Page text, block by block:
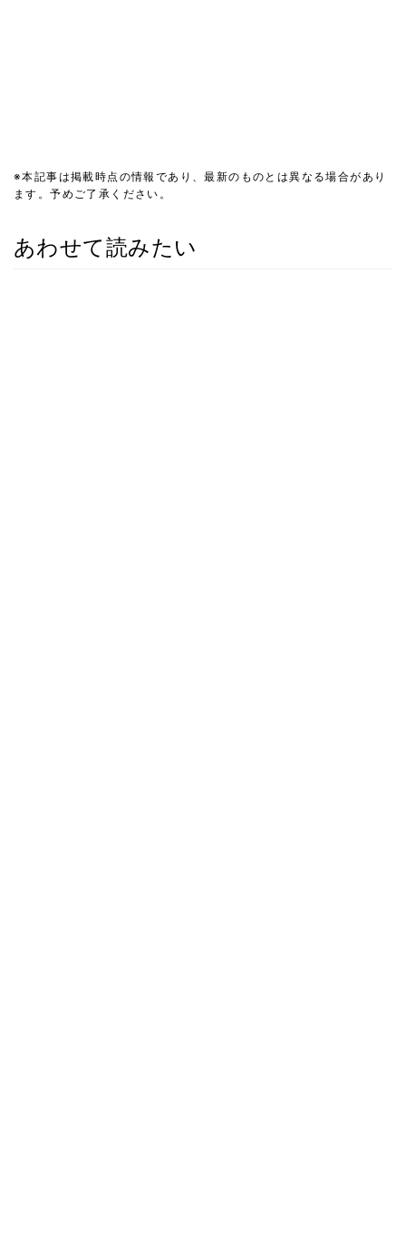
※本記事は掲載時点の情報であり、最新のものとは異なる場合があり
ます。予めご了承ください。
あわせて読みたい